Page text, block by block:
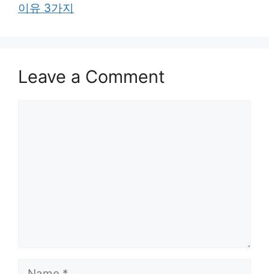
이유 3가지
Leave a Comment
Name